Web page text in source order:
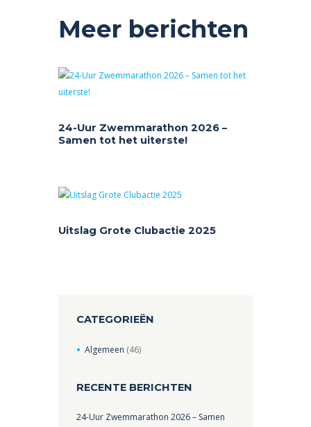
Meer berichten
24-Uur Zwemmarathon 2026 –
Samen tot het uiterste!
Uitslag Grote Clubactie 2025
CATEGORIEËN
Algemeen (46)
RECENTE BERICHTEN
24-Uur Zwemmarathon 2026 – Samen